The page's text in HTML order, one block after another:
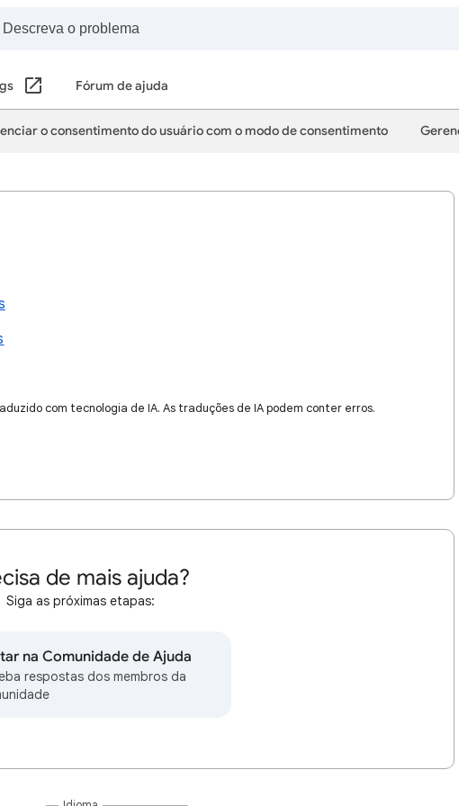
Fórum de ajuda
o consentimento do usuário com o modo de consentimento
com tecnologia de IA. As traduções de IA podem conter erros.
de mais ajuda?
Siga as próximas etapas:
na Comunidade de Ajuda
respostas dos membros da